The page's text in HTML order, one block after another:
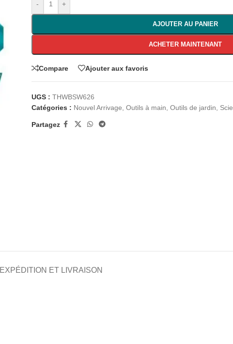
- +
AJOUTER AU PANIER
ACHETER MAINTENANT
Compare Ajouter aux favoris
UGS : THWBSW626
Catégories : Nouvel Arrivage Outils à main Outils de jardin Scie
Partagez
EXPÉDITION ET LIVRAISON